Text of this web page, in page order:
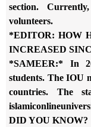
section.
volunteers.
*EDITOR: HOW
INCREASED
*SAMEER:* In
students. The IOU
countries. The
DID YOU KNOW?